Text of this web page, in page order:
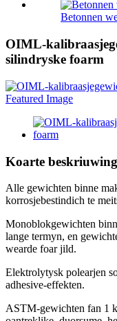
Betonnen
OIML-
silindryske foarm
Koarte
Alle gewichten binne
korrosjebestindich te
Monoblokgewichten
lange termyn, en
wearde foar jild.
Elektrolytysk polearjen
adhesive-effekten.
ASTM-gewichten fan 1